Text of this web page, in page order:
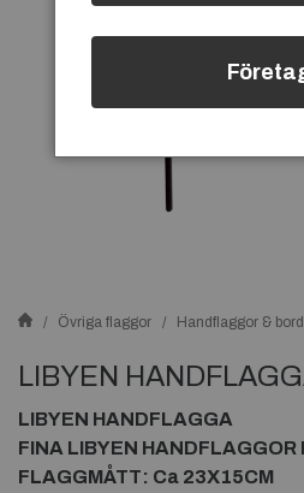
Övriga flaggor Handflaggor &
LIBYEN
LIBYEN HANDFLAGGA
FINA LIBYEN HANDFLAGGOR
FLAGGMÅTT: Ca 23X15CM